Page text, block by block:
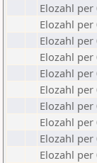
Elozahl per
Elozahl per
Elozahl per
Elozahl per
Elozahl per
Elozahl per
Elozahl per
Elozahl per
Elozahl per
Elozahl per